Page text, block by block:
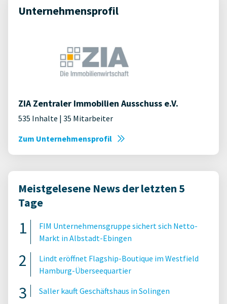
Unternehmensprofil
ZIA Zentraler Immobilien Ausschuss e.V.
535 Inhalte | 35 Mitarbeiter
Zum Unternehmensprofil
Meistgelesene News der letzten 5
Tage
FIM Unternehmensgruppe sichert sich Netto-
Markt in Albstadt-Ebingen
Lindt eröffnet Flagship-Boutique im Westfield
Hamburg-Überseequartier
Saller kauft Geschäftshaus in Solingen